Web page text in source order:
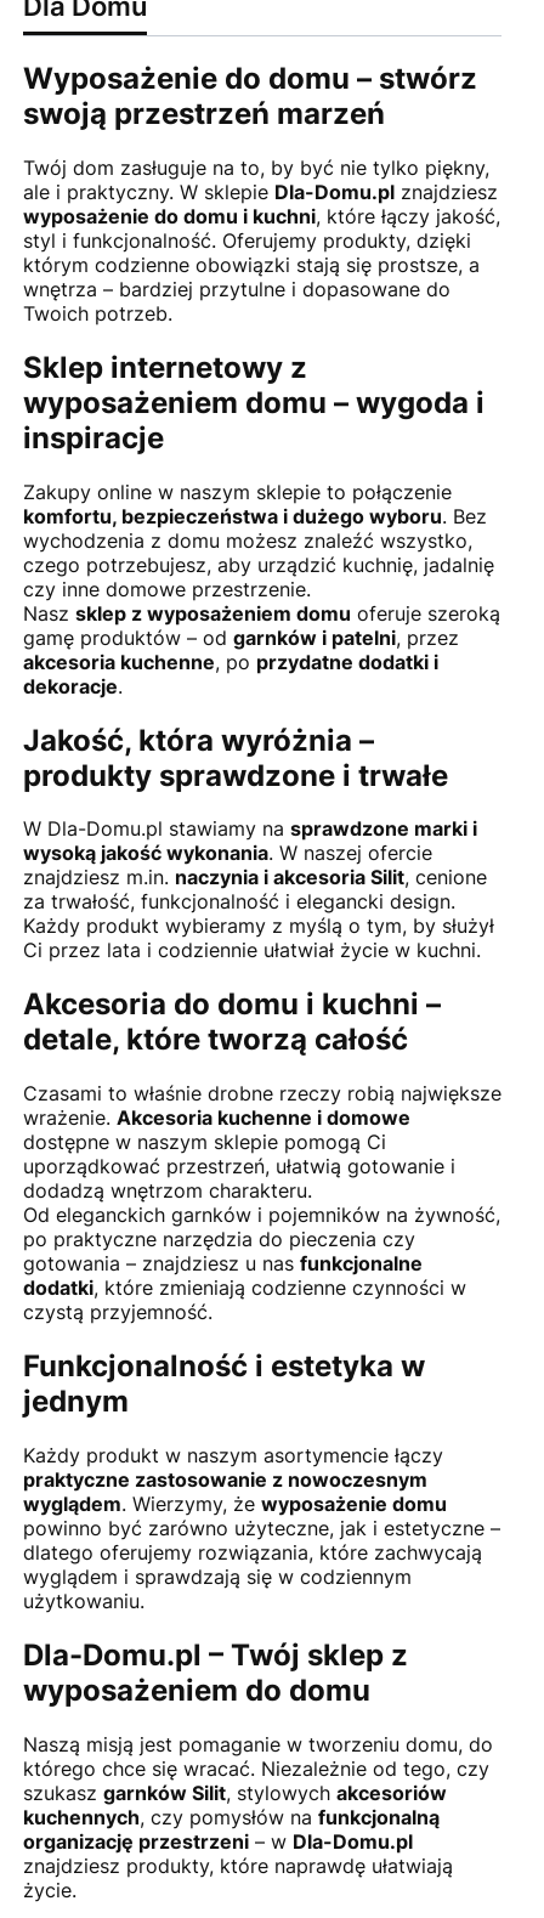
Wyposażenie do domu – stwórz
swoją przestrzeń marzeń
Twój dom zasługuje na to, by być nie tylko piękny,
ale i praktyczny. W sklepie Dla-Domu.plznajdziesz
wyposażenie do domu i kuchni, które łączy jakość,
styl i funkcjonalność. Oferujemy produkty, dzięki
którym codzienne obowiązki stają się prostsze, a
wnętrza – bardziej przytulne i dopasowane do
Twoich potrzeb.
Sklep internetowy z
wyposażeniem domu – wygoda i
inspiracje
Zakupy online w naszym sklepie to połączenie
komfortu, bezpieczeństwa i dużego wyboru. Bez
wychodzenia z domu możesz znaleźć wszystko,
czego potrzebujesz, aby urządzić kuchnię, jadalnię
czy inne domowe przestrzenie.
Nasz sklep z wyposażeniem domu oferuje szeroką
gamę produktów – od garnków i patelni, przez
akcesoria kuchenne, po przydatne dodatki i
dekoracje.
Jakość, która wyróżnia –
produkty sprawdzone i trwałe
W Dla-Domu.pl stawiamy na sprawdzone marki i
wysoką jakość wykonania. W naszej ofercie
znajdziesz m.in. naczynia i akcesoria Silit, cenione
za trwałość, funkcjonalność i elegancki design.
Każdy produkt wybieramy z myślą o tym, by służył
Ci przez lata i codziennie ułatwiał życie w kuchni.
Akcesoria do domu i kuchni –
detale, które tworzą całość
Czasami to właśnie drobne rzeczy robią największe
wrażenie. Akcesoria kuchenne i domowe
dostępne w naszym sklepie pomogą Ci
uporządkować przestrzeń, ułatwią gotowanie i
dodadzą wnętrzom charakteru.
Od eleganckich garnków i pojemników na żywność,
po praktyczne narzędzia do pieczenia czy
gotowania – znajdziesz u nas funkcjonalne
dodatki, które zmieniają codzienne czynności w
czystą przyjemność.
Funkcjonalność i estetyka w
jednym
Każdy produkt w naszym asortymencie łączy
praktyczne zastosowanie z nowoczesnym
wyglądem. Wierzymy, że wyposażenie domu
powinno być zarówno użyteczne, jak i estetyczne –
dlatego oferujemy rozwiązania, które zachwycają
wyglądem i sprawdzają się w codziennym
użytkowaniu.
Dla-Domu.pl – Twój sklep z
wyposażeniem do domu
Naszą misją jest pomaganie w tworzeniu domu, do
którego chce się wracać. Niezależnie od tego, czy
szukasz garnków Silit, stylowych akcesoriów
kuchennych, czy pomysłów na funkcjonalną
organizację przestrzeni– w Dla-Domu.pl
znajdziesz produkty, które naprawdę ułatwiają
życie.